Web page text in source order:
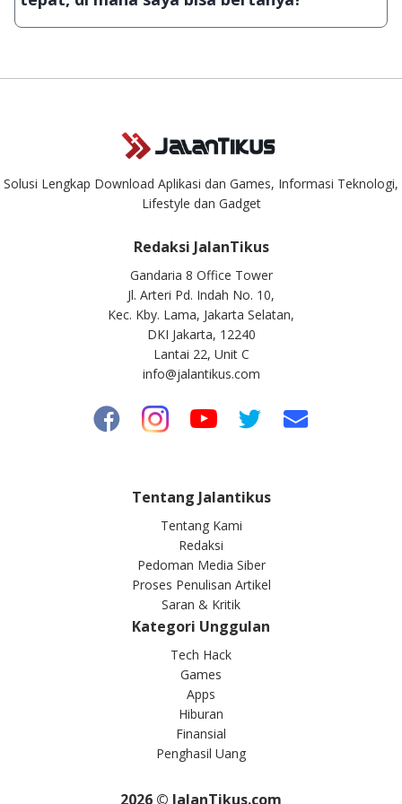
aplikasi & games tidak dapat tercapai dalam waktu yang
singkat.
Kami dengan senang hati menjawab setiap pertanyaan yang
Solusi Lengkap Download Aplikasi dan Games, Informasi Teknologi,
Lifestyle dan Gadget
Redaksi JalanTikus
Gandaria 8 Office Tower
Jl. Arteri Pd. Indah No. 10,
Kec. Kby. Lama, Jakarta Selatan,
DKI Jakarta, 12240
Lantai 22, Unit C
info@jalantikus.com
Tentang Jalantikus
Tentang Kami
Redaksi
Pedoman Media Siber
Proses Penulisan Artikel
Saran & Kritik
Kategori Unggulan
Tech Hack
Games
Apps
Hiburan
Finansial
Penghasil Uang
2026 © JalanTikus.com